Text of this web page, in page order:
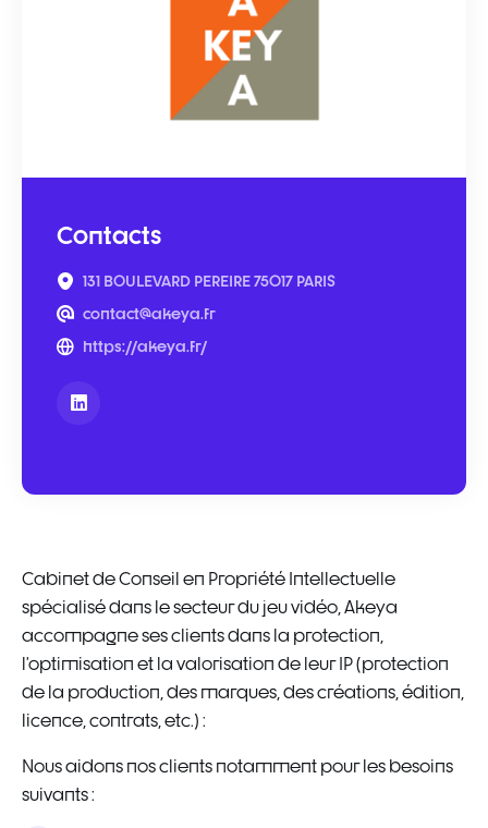
Contacts
131 BOULEVARD PEREIRE 75017 PARIS
contact@akeya.fr
https://akeya.fr/
Cabinet de Conseil en Propriété Intellectuelle
spécialisé dans le secteur du jeu vidéo, Akeya
accompagne ses clients dans la protection,
l’optimisation et la valorisation de leur IP (protection
de la production, des marques, des créations, édition,
licence, contrats, etc.) :
Nous aidons nos clients notamment pour les besoins
suivants :